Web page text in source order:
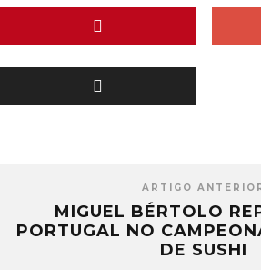
ARTIGO
MIGUEL BÉRTOLO
PORTUGAL NO
DE SUSHI